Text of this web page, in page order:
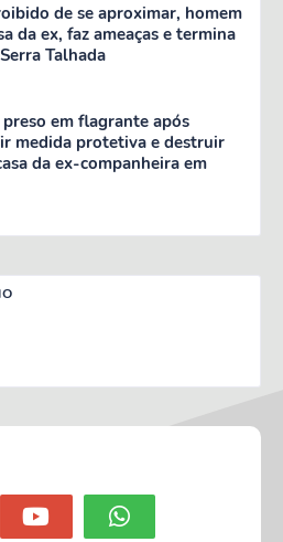
de se aproximar, homem
da ex, faz ameaças e termina
Talhada
em flagrante após
medida protetiva e destruir
da ex-companheira em